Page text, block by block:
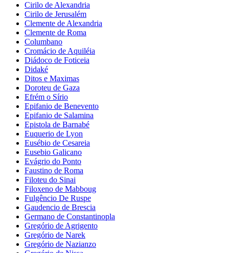
Cirilo de Alexandria
Cirilo de Jerusalém
Clemente de Alexandria
Clemente de Roma
Columbano
Cromácio de Aquiléia
Diádoco de Foticeia
Didaké
Ditos e Maximas
Doroteu de Gaza
Efrém o Sírio
Epifanio de Benevento
Epifanio de Salamina
Epistola de Barnabé
Euquerio de Lyon
Eusébio de Cesareia
Eusebio Galicano
Evágrio do Ponto
Faustino de Roma
Filoteu do Sinai
Filoxeno de Mabboug
Fulgêncio De Ruspe
Gaudencio de Brescia
Germano de Constantinopla
Gregório de Agrigento
Gregório de Narek
Gregório de Nazianzo